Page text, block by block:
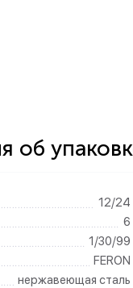
об
12/24
6
1/30/99
FERON
нержавеющая сталь